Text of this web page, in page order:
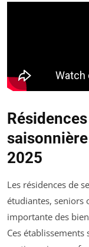
2025
Les résidences de
étudiantes, seniors
importante des
Ces